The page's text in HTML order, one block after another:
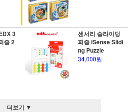
3
즐 2
센서리 슬라이딩
퍼즐 iSense Slidi
ng Puzzle
34,000원
더보기 ▼